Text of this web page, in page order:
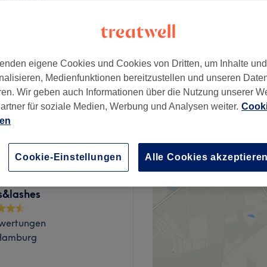
15 €
20 €
eigene Cookies und Cookies von Dritten, um Inhalte
Medienfunktionen bereitzustellen und unseren
Wir geben auch Informationen über die Nutzung unserer
für soziale Medien, Werbung und Analysen weiter.
Cookie-Einstellungen Alle Cookies akzeptieren